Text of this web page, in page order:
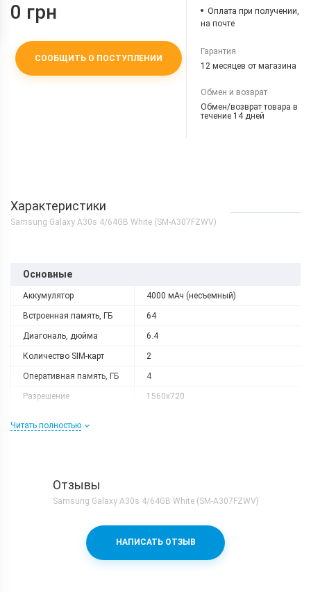
0 грн
СООБЩИТЬ О ПОСТУПЛЕНИИ
Оплата при получении,
на почте
Гарантия
12 месяцев от магазина
Обмен и возврат
Обмен/возврат товара в
течение 14 дней
Характеристики
Samsung Galaxy A30s 4/64GB White (SM-A307FZWV)
Основные
Аккумулятор 4000 мАч (несъемный)
Встроенная память, ГБ 64
Диагональ, дюйма 6.4
Количество SIM-карт 2
Оперативная память, ГБ 4
Разрешение 1560x720
Количество ядер
Процессор
Samsung Exynos 7904 + Mali-
Читать полностью
Отзывы
Samsung Galaxy A30s 4/64GB White (SM-A307FZWV)
НАПИСАТЬ ОТЗЫВ